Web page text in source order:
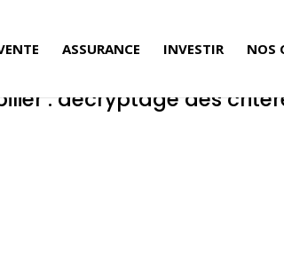
ASSURANCE INVESTIR NOS
: décryptage des